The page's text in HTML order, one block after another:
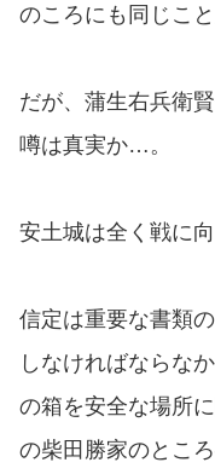
のころにも同じこと
だが、蒲生右兵衛
噂は真実か…。
安土城は全く戦に向
信定は重要な書類
しなければならな
の箱を安全な場所
の柴田勝家のとこ